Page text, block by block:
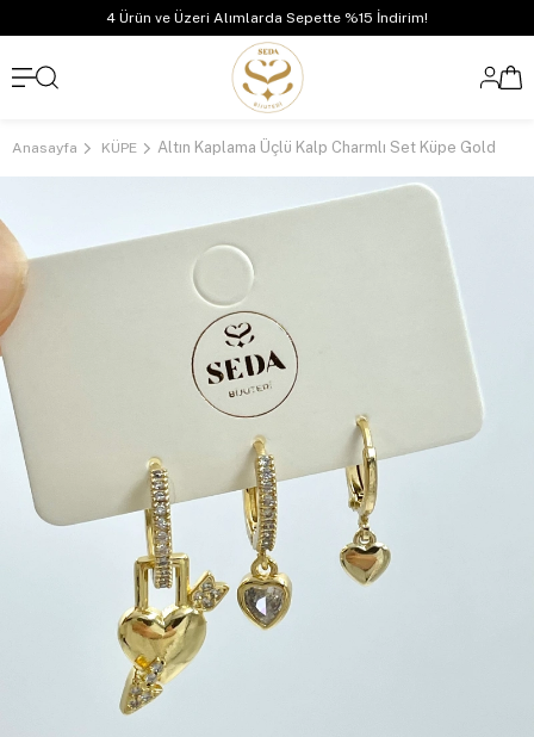
4 Ürün ve Üzeri Alımlarda Sepette %15 İndirim!
Anasayfa KÜPE Altın Kaplama Üçlü Kalp Charmlı Set Küpe Gold